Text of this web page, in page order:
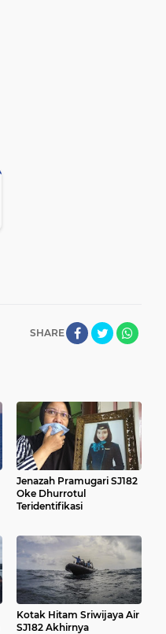
SHARE
Jenazah Pramugari SJ182
Oke Dhurrotul
Teridentifikasi
Kotak Hitam Sriwijaya Air
SJ182 Akhirnya